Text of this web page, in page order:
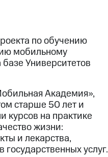
по обучению
мобильному
Университетов
Академия»,
старше 50 лет и
курсов на практике
жизни:
и лекарства,
услуг.